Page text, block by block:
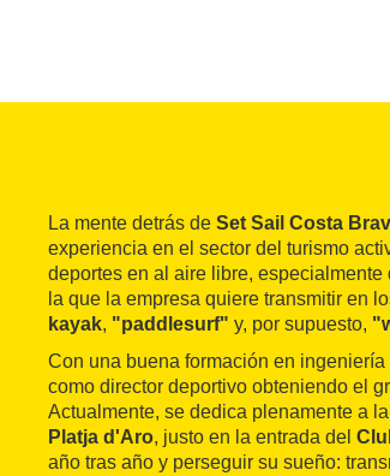
La mente detrás de Set Sail Costa
experiencia en el sector del turismo
deportes en al aire libre,
la que la empresa quiere transmitir en
kayak, "paddlesurf" y, por supuesto,
Con una buena formación en
como director deportivo obteniendo el
Actualmente, se dedica plenamente a
Platja d'Aro, justo en la entrada del
año tras año y perseguir su sueño: